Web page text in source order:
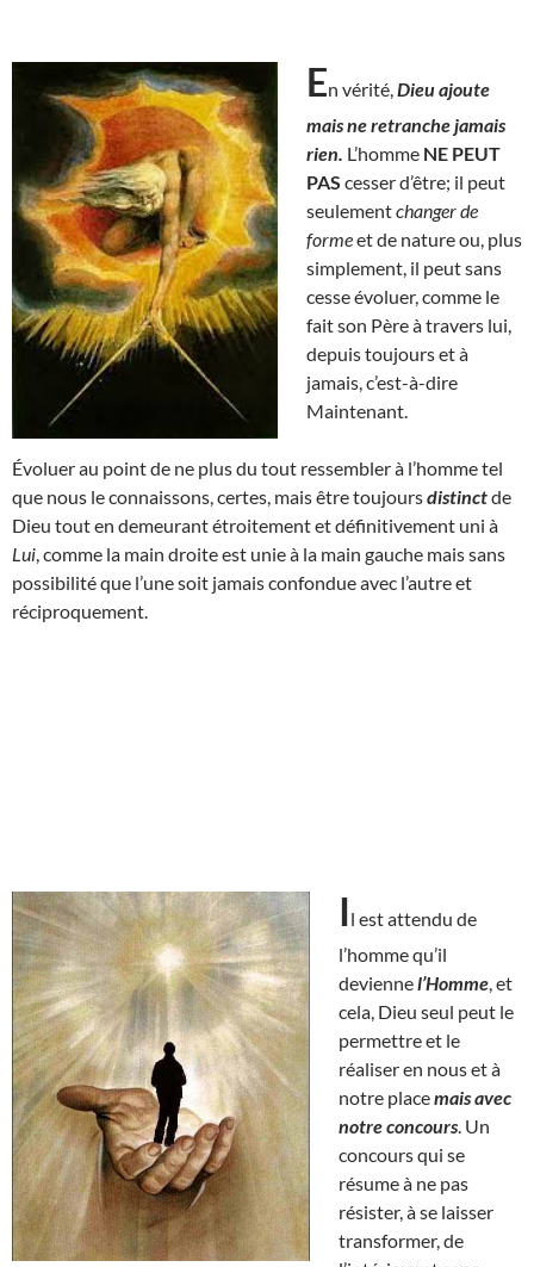
En vérité, Dieu ajoute
mais ne retranche jamais
rien. L’homme NE PEUT
PAS cesser d’être; il peut
seulementchanger de
formeet de nature ou, plus
simplement, il peut sans
cesse évoluer, comme le
fait son Père à travers lui,
depuis toujours et à
jamais, c’est-à-dire
Maintenant.
Évoluer au point de ne plus du tout ressembler à l’homme tel
que nous le connaissons, certes, mais être toujoursdistinctde
Dieu tout en demeurant étroitement et définitivement uni à
Lui , comme la main droite est unie à la main gauche mais sans
possibilité que l’une soit jamais confondue avec l’autre et
réciproquement.
Il est attendu de
l’homme qu’il
deviennel’Homme , et
cela, Dieu seul peut le
permettre et le
réaliser en nous et à
notre placemais avec
notre concours . Un
concours qui se
résume à ne pas
résister, à se laisser
transformer, de